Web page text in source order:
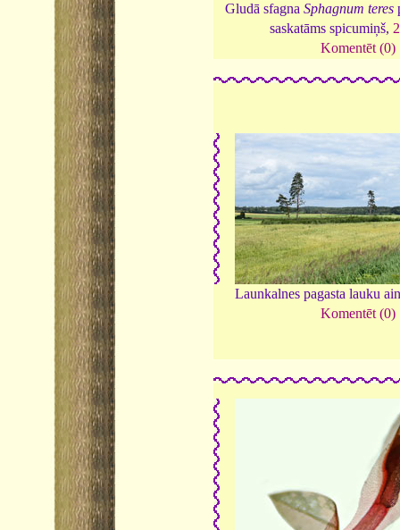
Gludā sfagna Sphagnum teres
saskatāms spicumiņš,
Komentēt (0)
Launkalnes pagasta lauku
Komentēt (0)